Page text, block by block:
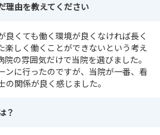
理由を教えてください
良くても働く環境が良くなければ長く
楽しく働くことができないという考え
院の雰囲気だけで当院を選びました。
ンに行ったのですが、当院が一番、看
関係が良く感じました。
？